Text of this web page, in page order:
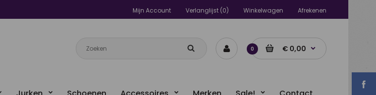
Mijn Account Verlanglijst (0) Winkelwagen Afrekenen
0 € 0,00